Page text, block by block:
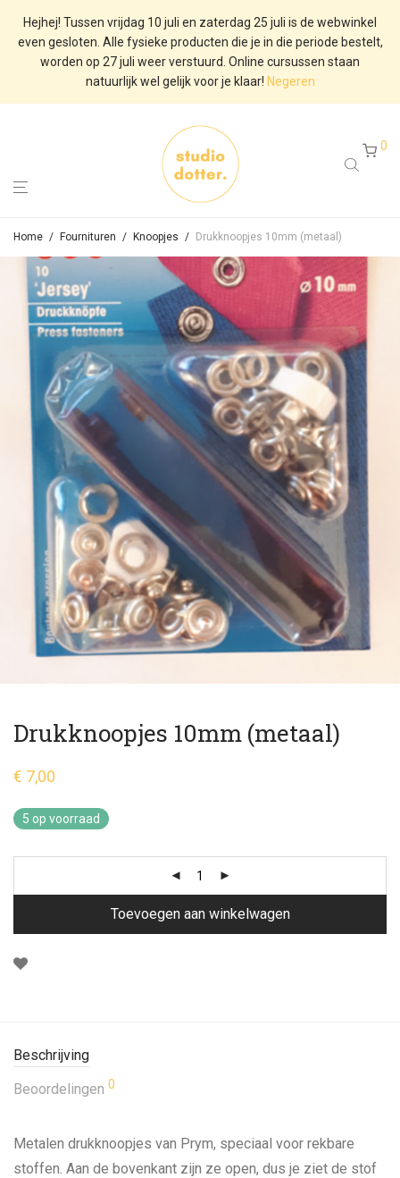
Hejhej! Tussen vrijdag 10 juli en zaterdag 25 juli is de webwinkel
even gesloten. Alle fysieke producten die je in die periode bestelt,
worden op 27 juli weer verstuurd. Online cursussen staan
natuurlijk wel gelijk voor je klaar! Negeren
0
Home / Fournituren / Knoopjes / Drukknoopjes 10mm (metaal)
Drukknoopjes 10mm (metaal)
€ 7,00
5 op voorraad
Toevoegen aan winkelwagen
Beschrijving
Beoordelingen 0
Metalen drukknoopjes van Prym, speciaal voor rekbare
stoffen. Aan de bovenkant zijn ze open, dus je ziet de stof